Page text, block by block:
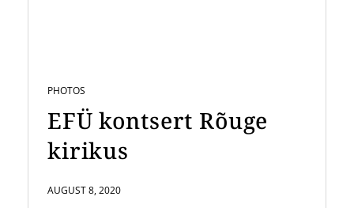
PHOTOS
EFÜ kontsert Rõuge
kirikus
AUGUST 8, 2020